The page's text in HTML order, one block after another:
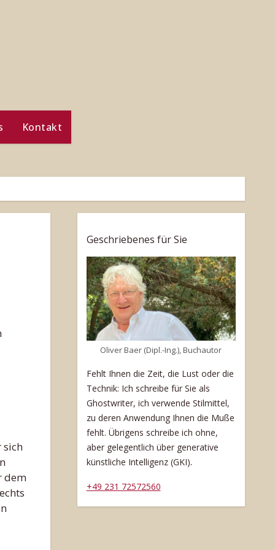
Kontakt
sich
dem
Geschriebenes für Sie
Oliver Baer (Dipl.-Ing.), Buchautor
Fehlt Ihnen die Zeit, die Lust oder die
Technik: Ich schreibe für Sie als
Ghostwriter, ich verwende Stilmittel,
zu deren Anwendung Ihnen die Muße
fehlt. Übrigens schreibe ich ohne,
aber gelegentlich über generative
künstliche Intelligenz (GKI).
+49 231 72572560